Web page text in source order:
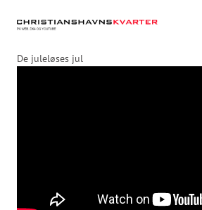
De juleløses jul